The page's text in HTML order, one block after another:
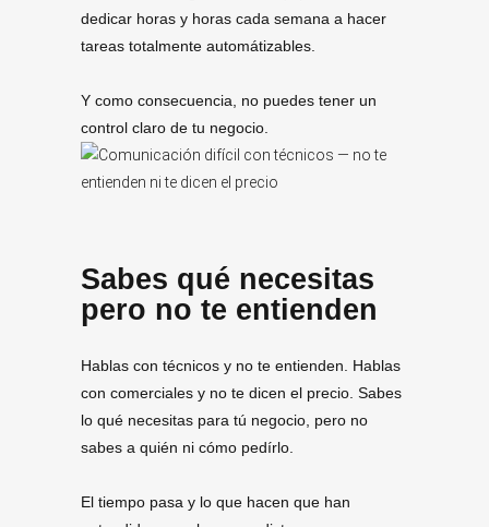
dedicar horas y horas cada semana a hacer
tareas totalmente automátizables.
Y como consecuencia, no puedes tener un
control claro de tu negocio.
Sabes qué necesitas
pero no te entienden
Hablas con técnicos y no te entienden. Hablas
con comerciales y no te dicen el precio. Sabes
lo qué necesitas para tú negocio, pero no
sabes a quién ni cómo pedírlo.
El tiempo pasa y lo que hacen que han